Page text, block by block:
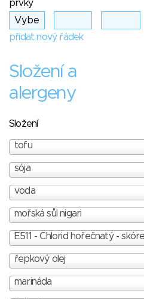
prvky
přidat nový řádek
Složení a
alergeny
Složení
tofu
sója
voda
mořská sůl nigari
E511 - Chlorid hořečnatý -
řepkový olej
marináda